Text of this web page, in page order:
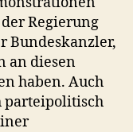
Regierung
Bundeskanzler,
an diesen
haben. Auch
parteipolitisch